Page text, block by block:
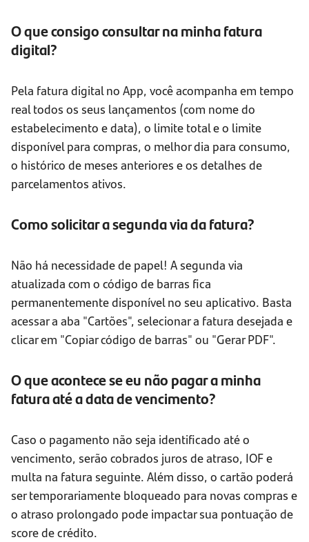
O que consigo consultar na minha fatura
digital?
Pela fatura digital no App, você acompanha em tempo
real todos os seus lançamentos (com nome do
estabelecimento e data), o limite total e o limite
disponível para compras, o melhor dia para consumo,
o histórico de meses anteriores e os detalhes de
parcelamentos ativos.
Como solicitar a segunda via da fatura?
Não há necessidade de papel! A segunda via
atualizada com o código de barras fica
permanentemente disponível no seu aplicativo. Basta
acessar a aba "Cartões", selecionar a fatura desejada e
clicar em "Copiar código de barras" ou "Gerar PDF".
O que acontece se eu não pagar a minha
fatura até a data de vencimento?
Caso o pagamento não seja identificado até o
vencimento, serão cobrados juros de atraso, IOF e
multa na fatura seguinte. Além disso, o cartão poderá
ser temporariamente bloqueado para novas compras e
o atraso prolongado pode impactar sua pontuação de
score de crédito.